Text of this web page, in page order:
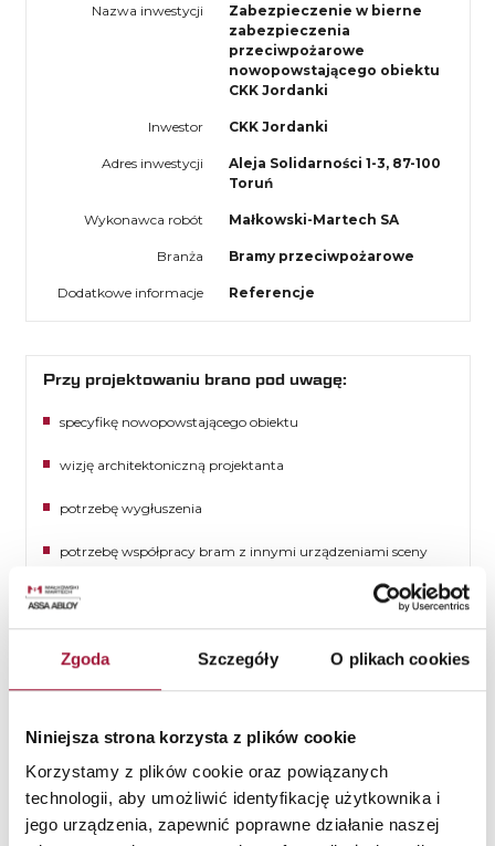
Zgoda Szczegóły O plikach cookies
Niniejsza strona korzysta z plików cookie
Korzystamy z plików cookie oraz powiązanych
technologii, aby umożliwić identyfikację użytkownika i
jego urządzenia, zapewnić poprawne działanie naszej
Nazwa inwestycji
Zabezpieczenie w bierne
zabezpieczenia
przeciwpożarowe
nowopowstającego obiektu
CKK Jordanki
Inwestor CKK Jordanki
Adres inwestycji
Aleja Solidarności 1-3, 87-100
Toruń
Wykonawca robót Małkowski-Martech SA
Branża Bramy przeciwpożarowe
Dodatkowe informacje Referencje
Przy projektowaniu brano pod uwagę:
specyfikę nowopowstającego obiektu
wizję architektoniczną projektanta
potrzebę wygłuszenia
potrzebę współpracy bram z innymi urządzeniami sceny
umieszczenie elementów napędowych, zabezpieczonych
minimalizacja odległości miedzy elementami napędu i
ograniczenie prędkości zamykania do poziomu < 0,2m/s